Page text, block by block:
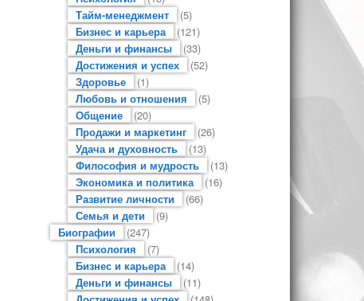
Тайм-менеджмент
(5)
Бизнес и карьера
(121)
Деньги и финансы
(33)
Достижения и успех
(52)
Здоровье
(1)
Любовь и отношения
(5)
Общение
(20)
Продажи и маркетинг
(26)
Удача и духовность
(13)
Философия и мудрость
(13)
Экономика и политика
(16)
Развитие личности
(66)
Семья и дети
(9)
Биографии
(247)
Психология
(7)
Бизнес и карьера
(14)
Деньги и финансы
(11)